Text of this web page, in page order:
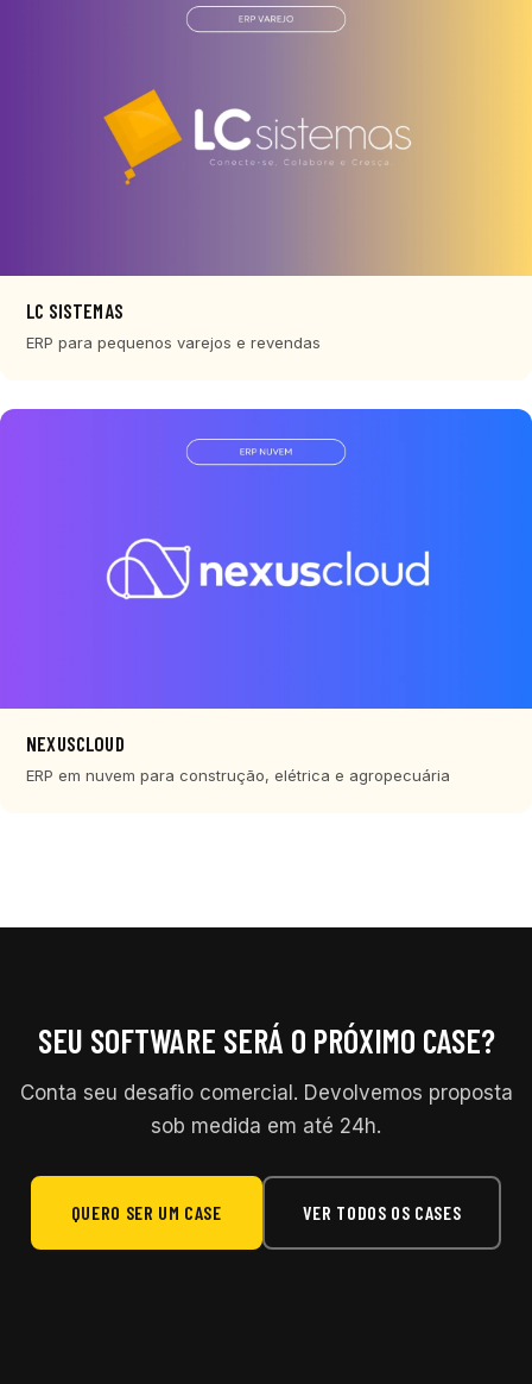
LC SISTEMAS
ERP para pequenos varejos e revendas
NEXUSCLOUD
ERP em nuvem para construção, elétrica e agropecuária
SEU SOFTWARE SERÁ O PRÓXIMO CASE?
Conta seu desafio comercial. Devolvemos proposta
sob medida em até 24h.
QUERO SER UM CASE VER TODOS OS CASES